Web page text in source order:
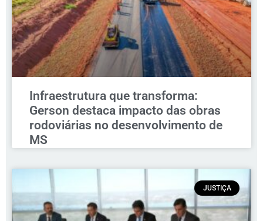
Infraestrutura que transforma:
Gerson destaca impacto das obras
rodoviárias no desenvolvimento de
MS
JUSTIÇA